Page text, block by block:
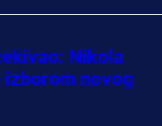
Nikola
novog